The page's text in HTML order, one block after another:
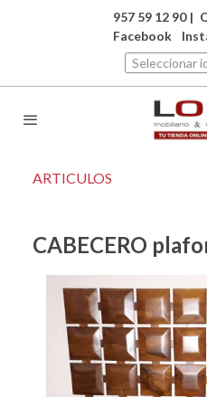
957 59 12 90 |
Facebook
Seleccionar
ARTICULOS
CABECERO